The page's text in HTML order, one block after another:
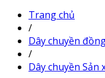
Trang chủ
/
Dây chuyền
/
Dây chuyền Sản